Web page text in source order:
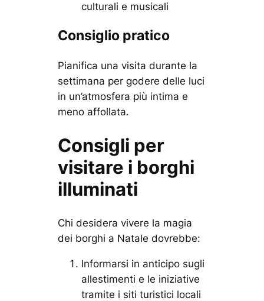
culturali e musicali
Consiglio pratico
Pianifica una visita durante la
settimana per godere delle luci
in un’atmosfera più intima e
meno affollata.
Consigli per
visitare i borghi
illuminati
Chi desidera vivere la magia
dei borghi a Natale dovrebbe:
Informarsi in anticipo sugli
allestimenti e le iniziative
tramite i siti turistici locali